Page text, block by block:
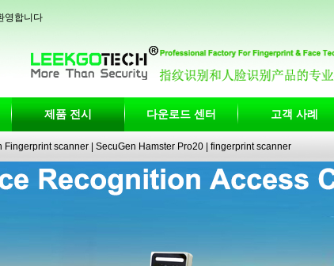
영합니다
제품 전시 다운로드 센터 고객 사례
Fingerprint scanner SecuGen Hamster Pro20 fingerprint scanner
|fingerprint electronic signature pad|fingerprint access control|